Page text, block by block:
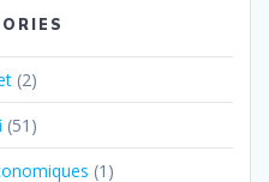
(2)
(51)
(1)